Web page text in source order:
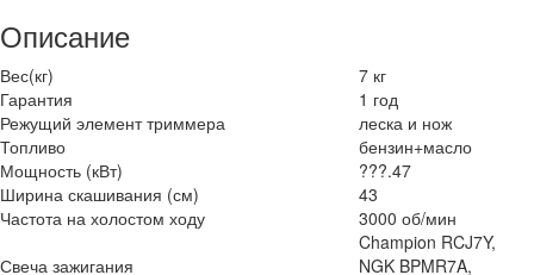
Описание
Вес(кг)
7 кг
Гарантия
1 год
Режущий элемент триммера
леска и нож
Топливо
бензин+масло
Мощность (кВт)
???.47
Ширина скашивания (см)
43
Частота на холостом ходу
3000 об/мин
Свеча зажигания
Champion RCJ7Y,
NGK BPMR7A,